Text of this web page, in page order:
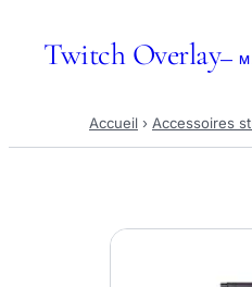
Twitch Overlay—
Accueil › Accessoires